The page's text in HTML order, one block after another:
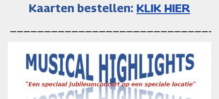
Kaarten bestellen: KLIK HIER